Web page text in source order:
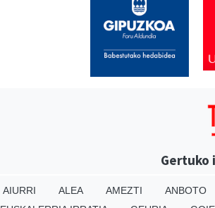
Gertuko
AIURRI ALEA AMEZTI ANBOTO